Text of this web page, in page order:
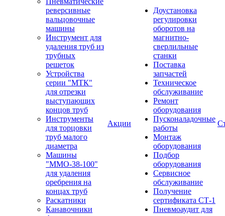
реверсивные
вальцовочные
машины
Инструмент для
удаления труб из
трубных
решеток
Устройства
серии "МТК"
для отрезки
выступающих
концов труб
Инструменты
для торцовки
труб малого
диаметра
Машины
"ММО-38-100"
для удаления
оребрения на
концах труб
Раскатники
Канавочники
Акции
Доустановка
регулировки
оборотов на
магнитно-
сверлильные
станки
Поставка
запчастей
Техническое
обслуживание
Ремонт
оборудования
Пусконаладочные
работы
Монтаж
оборудования
Подбор
оборудования
Сервисное
обслуживание
Получение
сертификата СТ-1
Пневмоаудит для